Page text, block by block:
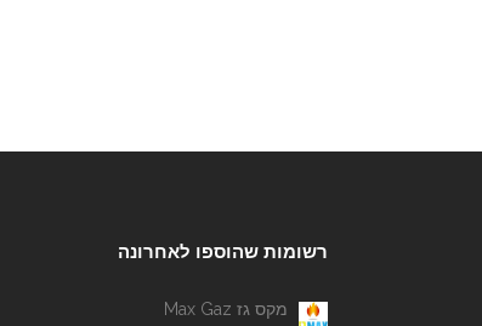
רשומות שהוספו לאחרונה
מקס גז Max Gaz